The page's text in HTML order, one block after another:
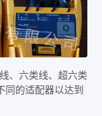
、六类线、超六类
的适配器以达到